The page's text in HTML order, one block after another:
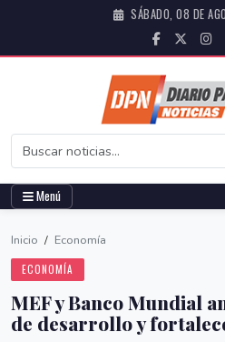
SÁBADO, 08 DE
Menú
Inicio / Economía
ECONOMÍA
MEF y Banco Mundial
de desarrollo y